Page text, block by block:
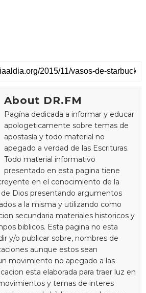
About DR.FM
Pagína dedicada a informar y educar
apologeticamente sobre temas de
apostasía y todo material no
apegado a verdad de las Escrituras.
Todo material informativo
presentado en esta pagina tiene
en el conocimiento de la
de Dios presentando argumentos
a la misma y utilizando como
secundaria materiales historicos y
biblicos. Esta pagina no esta
y/o publicar sobre, nombres de
aunque estos sean
movimiento no apegado a las
esta elaborada para traer luz en
y temas de interes